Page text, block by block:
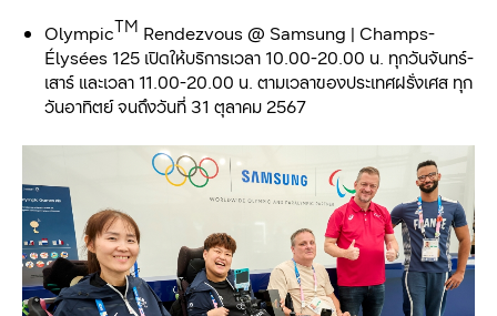
OlympicTM Rendezvous @ Samsung | Champs-
Élysées 125 เปิดให้บริการเวลา 10.00-20.00 น. ทุกวันจันทร์-
เสาร์ และเวลา 11.00-20.00 น. ตามเวลาของประเทศฝรั่งเศส ทุก
วันอาทิตย์ จนถึงวันที่ 31 ตุลาคม 2567